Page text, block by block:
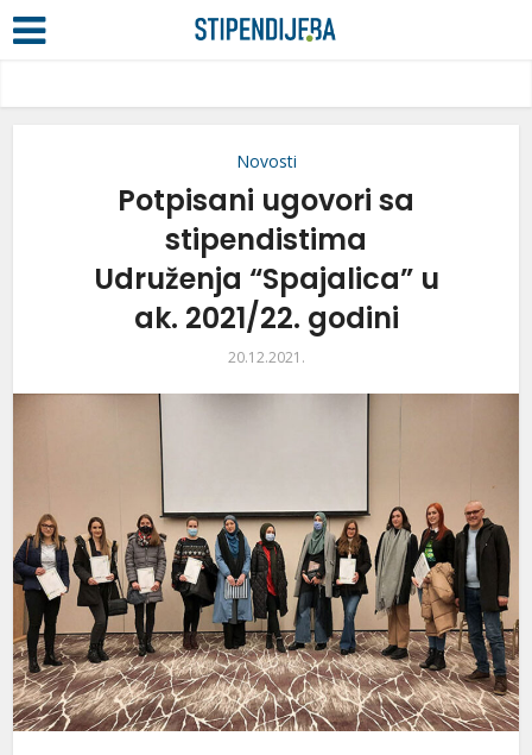
Novosti
Potpisani ugovori sa
stipendistima
Udruženja “Spajalica” u
ak. 2021/22. godini
20.12.2021.